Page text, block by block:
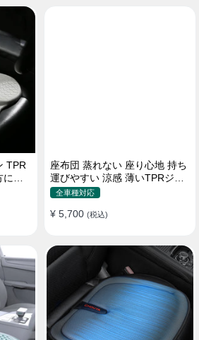
TPR
座布団 蒸れない 座り心地 持ち
運びやすい 涼感 薄いTPRジェ
ル内蔵 多用途
全車種対応
¥ 5,700 (税込)